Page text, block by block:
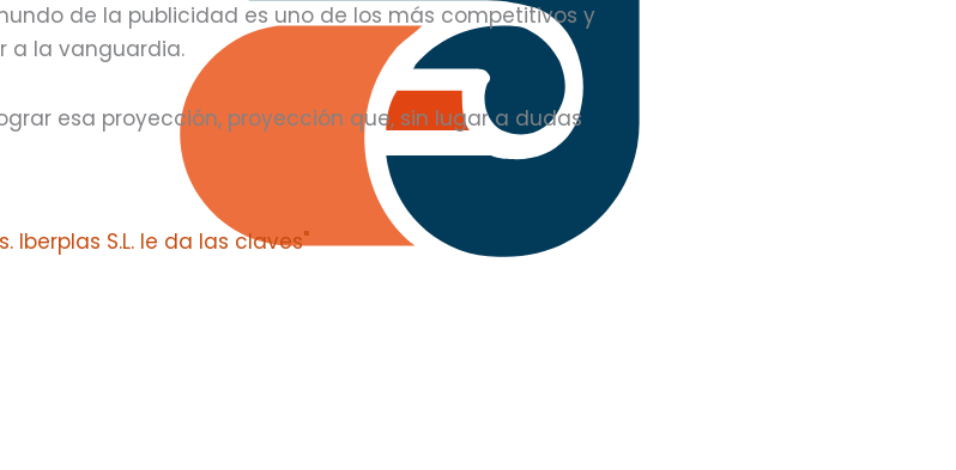
de la publicidad es uno de los más competitivos y
a la vanguardia.
esa proyección, proyección que, sin lugar a dudas
Iberplas S.L. le da las claves"